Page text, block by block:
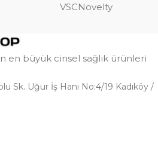
VSCNovelty
en büyük cinsel sağlık ürünleri
Sk. Uğur İş Hanı No:4/19 Kadıköy /